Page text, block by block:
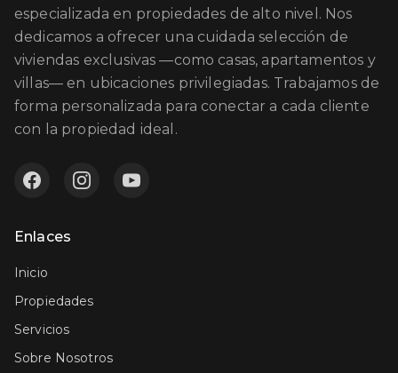
especializada en propiedades de alto nivel. Nos
dedicamos a ofrecer una cuidada selección de
viviendas exclusivas —como casas, apartamentos y
villas— en ubicaciones privilegiadas. Trabajamos de
forma personalizada para conectar a cada cliente
con la propiedad ideal.
Enlaces
Inicio
Propiedades
Servicios
Sobre Nosotros